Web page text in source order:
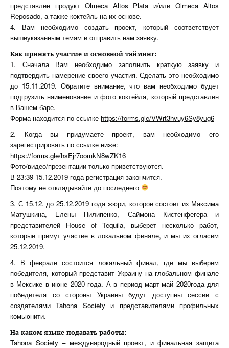
представлен продукт Olmeca Altos Plata и/или Olmeca Altos
Reposado, а также коктейль на их основе.
4. Вам необходимо создать проект, который соответствует
вышеуказанным темам и отправить нам заявку.
Как принять участие и основной тайминг:
1. Сначала Вам необходимо заполнить краткую заявку и
подтвердить намерение своего участия. Сделать это необходимо
до 15.11.2019. Обратите внимание, что вам необходимо будет
подгрузить наименование и фото коктейля, который представлен
в Вашем баре.
Форма находится по ссылке https://forms.gle/VWrt3hvuy6Sy8yug6
2. Когда вы придумаете проект, вам необходимо его
зарегистрировать по ссылке ниже:
https://forms.gle/hsEjr7oomkN8wZK16
Фото/видео/презентации только приветствуются.
В 23:39 15.12.2019 года регистрация закончится.
Поэтому не откладывайте до последнего
3. С 15.12. до 25.12.2019 года жюри, которое состоит из Максима
Матушкина, Елены Пилипенко, Саймона Кистенфегера и
представителей House of Tequila, выберет несколько работ,
которые примут участие в локальном финале, и мы их огласим
25.12.2019.
4. В феврале состоится локальный финал, где мы выберем
победителя, который представит Украину на глобальном финале
в Мексике в июне 2020 года. А в период март-май 2020года для
победителя со стороны Украины будут доступны сессии с
создателями Tahona Society и представителями профильных
комьюнити.
На каком языке подавать работы:
Tahona Society – международный проект, и финальная защита